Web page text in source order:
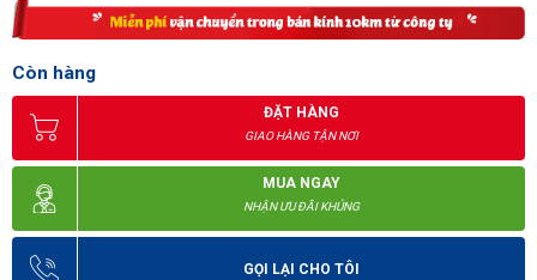
Còn hàng
ĐẶT HÀNG
GIAO HÀNG TẬN NƠI
MUA NGAY
NHẬN ƯU ĐÃI KHỦNG
GỌI LẠI CHO TÔI